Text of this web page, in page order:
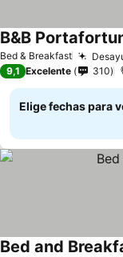
Bed & Breakfast
B&B
9,1 Excelente 310
Elige fechas para
Bed and